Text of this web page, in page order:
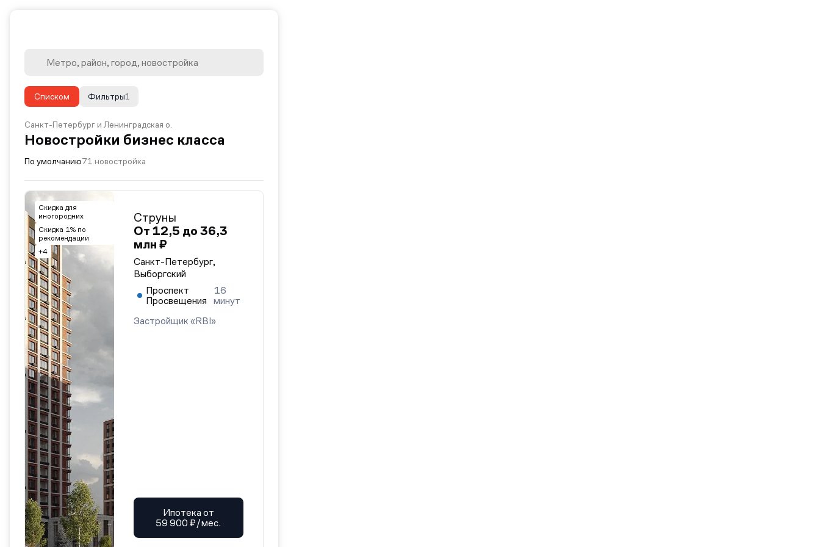
Списком 1
Фильтры
Санкт-Петербург и Ленинградская о.
Новостройки бизнес класса
По умолчанию71 новостройка
Скидка для
иногородних
Скидка 1% по
рекомендации
+4
Струны
От 12,5 до 36,3
млн ₽
Санкт-Петербург,
Выборгский
Проспект
Просвещения
16
минут
Застройщик «RBI»
Ипотека от
59 900 ₽/мес.